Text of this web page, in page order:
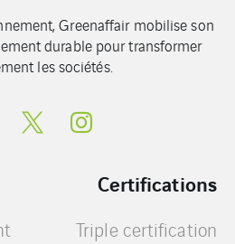
Greenaffair mobilise son
durable pour transformer
les sociétés.
Certifications
Triple certification